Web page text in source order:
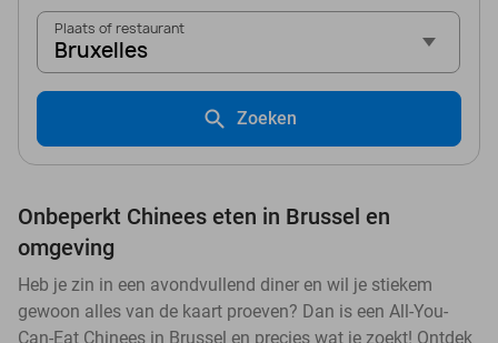
Plaats of restaurant
Bruxelles
Zoeken
Onbeperkt Chinees eten in Brussel en
omgeving
Heb je zin in een avondvullend diner en wil je stiekem
gewoon alles van de kaart proeven? Dan is een All-You-
Can-Eat Chinees in Brussel en precies wat je zoekt! Ontdek